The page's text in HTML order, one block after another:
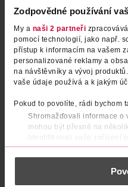
Zodpovědné používání
My a naši 2 partneři
pomocí technologií, jako např.
přístup k informacím na vašem
personalizované reklamy a
na návštěvníky a vývoj
vaše údaje používá a k jakým
Pokud to povolíte, rádi bychom
Shromažďovali informace o
mohou být přesné na
Identifikovali vaše zařízení
konkrétní charakteristiky
Zjistěte více o tom, jak
části s